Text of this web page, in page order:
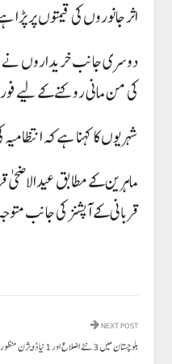
اثر جانوروں کی قیمتوں پر پڑا
دوسری جانب خریداروں نے
کی من مانی روکنے کے لیے
شہریوں کا کہنا ہے کہ
ماہرین کے مطابق
قربانی کے آپشنز کی جانب
NEXT POST
بلوچستان میں 3 نئے اضلاع اور 1 نیا ڈویژن منظور